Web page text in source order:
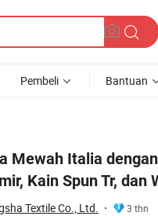
Pembeli Bantuan
Mewah Italia
Kain Spun Tr, dan
Textile Co., Ltd.
3 thn